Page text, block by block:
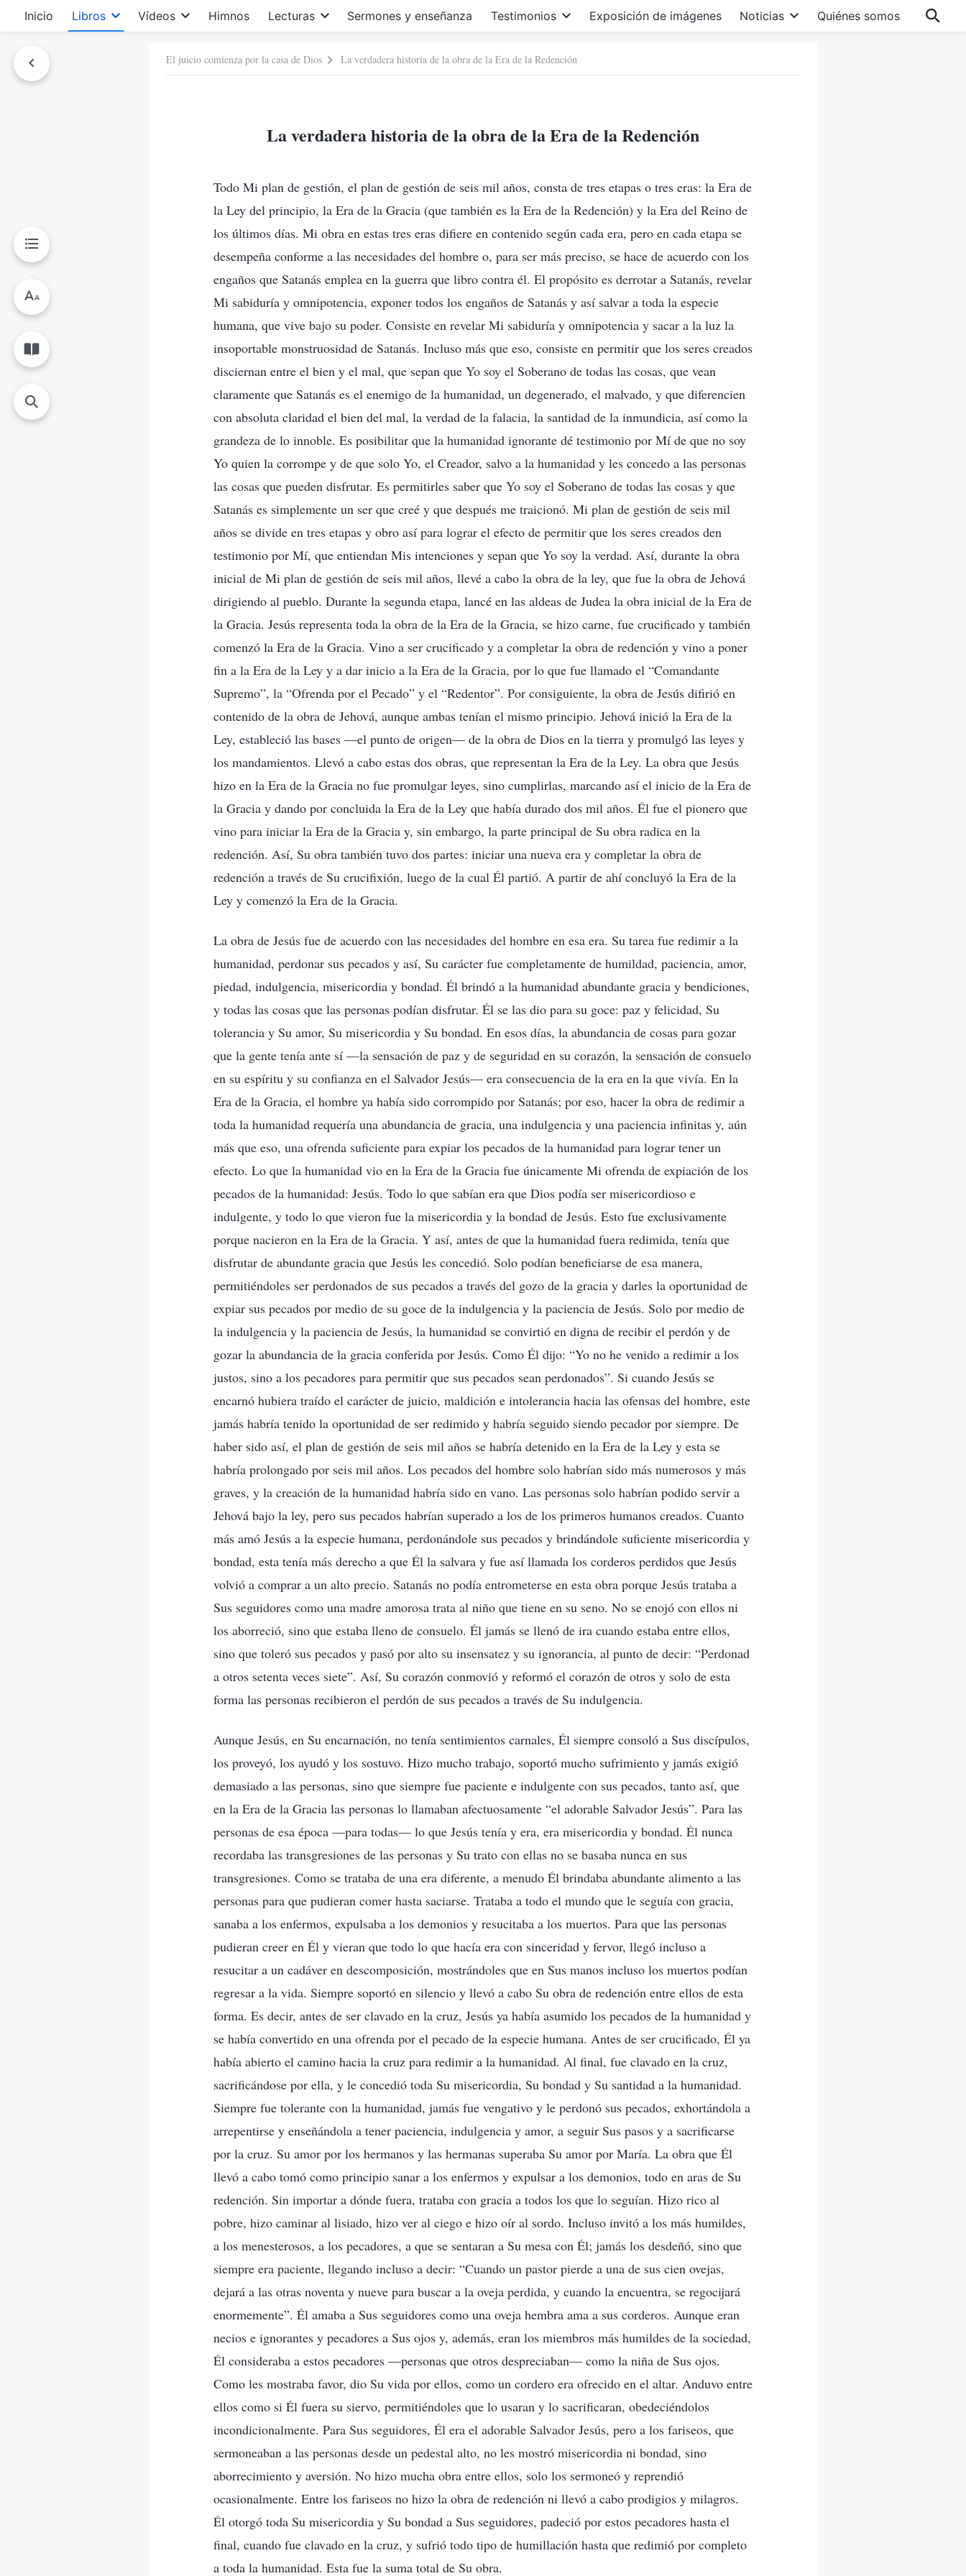
Inicio Libros Vídeos Himnos Lecturas Sermones y enseñanza Testimonios Exposición de imágenes Noticias Quiénes somos
El juicio comienza por la casa de Dios La verdadera historia de la obra de la Era de la Redención
La verdadera historia de la obra de la Era de la Redención
Todo Mi plan de gestión, el plan de gestión de seis mil años, consta de tres etapas o tres eras: la Era de
la Ley del principio, la Era de la Gracia (que también es la Era de la Redención) y la Era del Reino de
los últimos días. Mi obra en estas tres eras difiere en contenido según cada era, pero en cada etapa se
desempeña conforme a las necesidades del hombre o, para ser más preciso, se hace de acuerdo con los
engaños que Satanás emplea en la guerra que libro contra él. El propósito es derrotar a Satanás, revelar
Mi sabiduría y omnipotencia, exponer todos los engaños de Satanás y así salvar a toda la especie
humana, que vive bajo su poder. Consiste en revelar Mi sabiduría y omnipotencia y sacar a la luz la
insoportable monstruosidad de Satanás. Incluso más que eso, consiste en permitir que los seres creados
disciernan entre el bien y el mal, que sepan que Yo soy el Soberano de todas las cosas, que vean
claramente que Satanás es el enemigo de la humanidad, un degenerado, el malvado, y que diferencien
con absoluta claridad el bien del mal, la verdad de la falacia, la santidad de la inmundicia, así como la
grandeza de lo innoble. Es posibilitar que la humanidad ignorante dé testimonio por Mí de que no soy
Yo quien la corrompe y de que solo Yo, el Creador, salvo a la humanidad y les concedo a las personas
las cosas que pueden disfrutar. Es permitirles saber que Yo soy el Soberano de todas las cosas y que
Satanás es simplemente un ser que creé y que después me traicionó. Mi plan de gestión de seis mil
años se divide en tres etapas y obro así para lograr el efecto de permitir que los seres creados den
testimonio por Mí, que entiendan Mis intenciones y sepan que Yo soy la verdad. Así, durante la obra
inicial de Mi plan de gestión de seis mil años, llevé a cabo la obra de la ley, que fue la obra de Jehová
dirigiendo al pueblo. Durante la segunda etapa, lancé en las aldeas de Judea la obra inicial de la Era de
la Gracia. Jesús representa toda la obra de la Era de la Gracia, se hizo carne, fue crucificado y también
comenzó la Era de la Gracia. Vino a ser crucificado y a completar la obra de redención y vino a poner
fin a la Era de la Ley y a dar inicio a la Era de la Gracia, por lo que fue llamado el “Comandante
Supremo”, la “Ofrenda por el Pecado” y el “Redentor”. Por consiguiente, la obra de Jesús difirió en
contenido de la obra de Jehová, aunque ambas tenían el mismo principio. Jehová inició la Era de la
Ley, estableció las bases —el punto de origen— de la obra de Dios en la tierra y promulgó las leyes y
los mandamientos. Llevó a cabo estas dos obras, que representan la Era de la Ley. La obra que Jesús
hizo en la Era de la Gracia no fue promulgar leyes, sino cumplirlas, marcando así el inicio de la Era de
la Gracia y dando por concluida la Era de la Ley que había durado dos mil años. Él fue el pionero que
vino para iniciar la Era de la Gracia y, sin embargo, la parte principal de Su obra radica en la
redención. Así, Su obra también tuvo dos partes: iniciar una nueva era y completar la obra de
redención a través de Su crucifixión, luego de la cual Él partió. A partir de ahí concluyó la Era de la
Ley y comenzó la Era de la Gracia.
La obra de Jesús fue de acuerdo con las necesidades del hombre en esa era. Su tarea fue redimir a la
humanidad, perdonar sus pecados y así, Su carácter fue completamente de humildad, paciencia, amor,
piedad, indulgencia, misericordia y bondad. Él brindó a la humanidad abundante gracia y bendiciones,
y todas las cosas que las personas podían disfrutar. Él se las dio para su goce: paz y felicidad, Su
tolerancia y Su amor, Su misericordia y Su bondad. En esos días, la abundancia de cosas para gozar
que la gente tenía ante sí —la sensación de paz y de seguridad en su corazón, la sensación de consuelo
en su espíritu y su confianza en el Salvador Jesús— era consecuencia de la era en la que vivía. En la
Era de la Gracia, el hombre ya había sido corrompido por Satanás; por eso, hacer la obra de redimir a
toda la humanidad requería una abundancia de gracia, una indulgencia y una paciencia infinitas y, aún
más que eso, una ofrenda suficiente para expiar los pecados de la humanidad para lograr tener un
efecto. Lo que la humanidad vio en la Era de la Gracia fue únicamente Mi ofrenda de expiación de los
pecados de la humanidad: Jesús. Todo lo que sabían era que Dios podía ser misericordioso e
indulgente, y todo lo que vieron fue la misericordia y la bondad de Jesús. Esto fue exclusivamente
porque nacieron en la Era de la Gracia. Y así, antes de que la humanidad fuera redimida, tenía que
disfrutar de abundante gracia que Jesús les concedió. Solo podían beneficiarse de esa manera,
permitiéndoles ser perdonados de sus pecados a través del gozo de la gracia y darles la oportunidad de
expiar sus pecados por medio de su goce de la indulgencia y la paciencia de Jesús. Solo por medio de
la indulgencia y la paciencia de Jesús, la humanidad se convirtió en digna de recibir el perdón y de
gozar la abundancia de la gracia conferida por Jesús. Como Él dijo: “Yo no he venido a redimir a los
justos, sino a los pecadores para permitir que sus pecados sean perdonados”. Si cuando Jesús se
encarnó hubiera traído el carácter de juicio, maldición e intolerancia hacia las ofensas del hombre, este
jamás habría tenido la oportunidad de ser redimido y habría seguido siendo pecador por siempre. De
haber sido así, el plan de gestión de seis mil años se habría detenido en la Era de la Ley y esta se
habría prolongado por seis mil años. Los pecados del hombre solo habrían sido más numerosos y más
graves, y la creación de la humanidad habría sido en vano. Las personas solo habrían podido servir a
Jehová bajo la ley, pero sus pecados habrían superado a los de los primeros humanos creados. Cuanto
más amó Jesús a la especie humana, perdonándole sus pecados y brindándole suficiente misericordia y
bondad, esta tenía más derecho a que Él la salvara y fue así llamada los corderos perdidos que Jesús
volvió a comprar a un alto precio. Satanás no podía entrometerse en esta obra porque Jesús trataba a
Sus seguidores como una madre amorosa trata al niño que tiene en su seno. No se enojó con ellos ni
los aborreció, sino que estaba lleno de consuelo. Él jamás se llenó de ira cuando estaba entre ellos,
sino que toleró sus pecados y pasó por alto su insensatez y su ignorancia, al punto de decir: “Perdonad
a otros setenta veces siete”. Así, Su corazón conmovió y reformó el corazón de otros y solo de esta
forma las personas recibieron el perdón de sus pecados a través de Su indulgencia.
Aunque Jesús, en Su encarnación, no tenía sentimientos carnales, Él siempre consoló a Sus discípulos,
los proveyó, los ayudó y los sostuvo. Hizo mucho trabajo, soportó mucho sufrimiento y jamás exigió
demasiado a las personas, sino que siempre fue paciente e indulgente con sus pecados, tanto así, que
en la Era de la Gracia las personas lo llamaban afectuosamente “el adorable Salvador Jesús”. Para las
personas de esa época —para todas— lo que Jesús tenía y era, era misericordia y bondad. Él nunca
recordaba las transgresiones de las personas y Su trato con ellas no se basaba nunca en sus
transgresiones. Como se trataba de una era diferente, a menudo Él brindaba abundante alimento a las
personas para que pudieran comer hasta saciarse. Trataba a todo el mundo que le seguía con gracia,
sanaba a los enfermos, expulsaba a los demonios y resucitaba a los muertos. Para que las personas
pudieran creer en Él y vieran que todo lo que hacía era con sinceridad y fervor, llegó incluso a
resucitar a un cadáver en descomposición, mostrándoles que en Sus manos incluso los muertos podían
regresar a la vida. Siempre soportó en silencio y llevó a cabo Su obra de redención entre ellos de esta
forma. Es decir, antes de ser clavado en la cruz, Jesús ya había asumido los pecados de la humanidad y
se había convertido en una ofrenda por el pecado de la especie humana. Antes de ser crucificado, Él ya
había abierto el camino hacia la cruz para redimir a la humanidad. Al final, fue clavado en la cruz,
sacrificándose por ella, y le concedió toda Su misericordia, Su bondad y Su santidad a la humanidad.
Siempre fue tolerante con la humanidad, jamás fue vengativo y le perdonó sus pecados, exhortándola a
arrepentirse y enseñándola a tener paciencia, indulgencia y amor, a seguir Sus pasos y a sacrificarse
por la cruz. Su amor por los hermanos y las hermanas superaba Su amor por María. La obra que Él
llevó a cabo tomó como principio sanar a los enfermos y expulsar a los demonios, todo en aras de Su
redención. Sin importar a dónde fuera, trataba con gracia a todos los que lo seguían. Hizo rico al
pobre, hizo caminar al lisiado, hizo ver al ciego e hizo oír al sordo. Incluso invitó a los más humildes,
a los menesterosos, a los pecadores, a que se sentaran a Su mesa con Él; jamás los desdeñó, sino que
siempre era paciente, llegando incluso a decir: “Cuando un pastor pierde a una de sus cien ovejas,
dejará a las otras noventa y nueve para buscar a la oveja perdida, y cuando la encuentra, se regocijará
enormemente”. Él amaba a Sus seguidores como una oveja hembra ama a sus corderos. Aunque eran
necios e ignorantes y pecadores a Sus ojos y, además, eran los miembros más humildes de la sociedad,
Él consideraba a estos pecadores —personas que otros despreciaban— como la niña de Sus ojos.
Como les mostraba favor, dio Su vida por ellos, como un cordero era ofrecido en el altar. Anduvo entre
ellos como si Él fuera su siervo, permitiéndoles que lo usaran y lo sacrificaran, obedeciéndolos
incondicionalmente. Para Sus seguidores, Él era el adorable Salvador Jesús, pero a los fariseos, que
sermoneaban a las personas desde un pedestal alto, no les mostró misericordia ni bondad, sino
aborrecimiento y aversión. No hizo mucha obra entre ellos, solo los sermoneó y reprendió
ocasionalmente. Entre los fariseos no hizo la obra de redención ni llevó a cabo prodigios y milagros.
Él otorgó toda Su misericordia y Su bondad a Sus seguidores, padeció por estos pecadores hasta el
final, cuando fue clavado en la cruz, y sufrió todo tipo de humillación hasta que redimió por completo
a toda la humanidad. Esta fue la suma total de Su obra.